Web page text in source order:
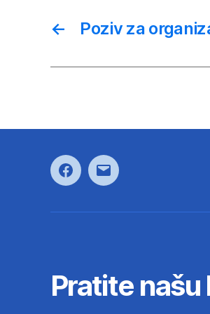
← Poziv za
Facebook
E-
Pratite